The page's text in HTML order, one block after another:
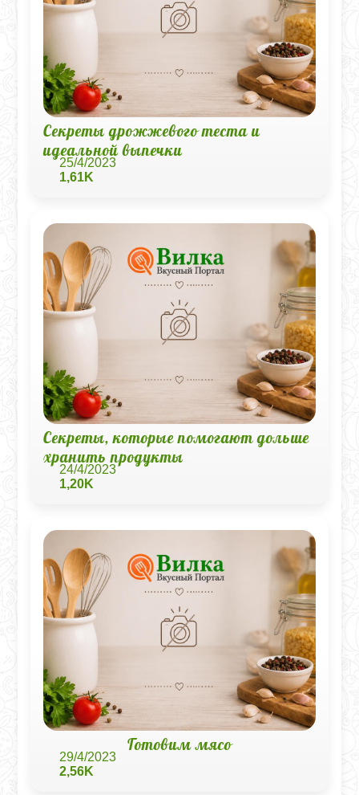
Секреты дрожжевого теста и
идеальной выпечки
25/4/2023
1,61K
Секреты, которые помогают дольше
хранить продукты
24/4/2023
1,20K
Готовим мясо
29/4/2023
2,56K